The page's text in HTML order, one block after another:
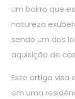
um bairro que
natureza
sendo um dos
aquisição de
Este artigo visa
em uma